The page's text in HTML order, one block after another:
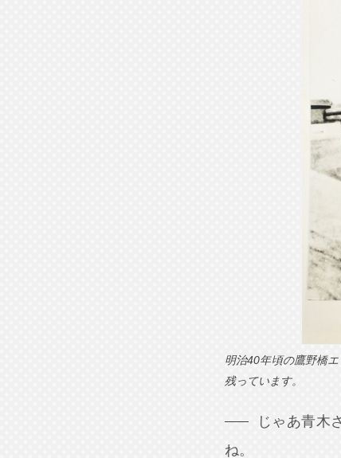
明治40年頃の鷹野橋
残っています。
じゃあ青木
ね。